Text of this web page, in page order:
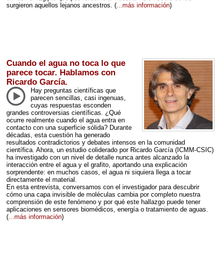
surgieron aquellos lejanos ancestros. (...más información)
Cuando el agua no toca lo que
parece tocar. Hablamos con
Ricardo García.
Hay preguntas científicas que
parecen sencillas, casi ingenuas,
cuyas respuestas esconden
grandes controversias científicas. ¿Qué
ocurre realmente cuando el agua entra en
contacto con una superficie sólida? Durante
décadas, esta cuestión ha generado
resultados contradictorios y debates intensos en la comunidad
científica. Ahora, un estudio coliderado por Ricardo García (ICMM-CSIC)
ha investigado con un nivel de detalle nunca antes alcanzado la
interacción entre el agua y el grafito, aportando una explicación
sorprendente: en muchos casos, el agua ni siquiera llega a tocar
directamente el material.
En esta entrevista, conversamos con el investigador para descubrir
cómo una capa invisible de moléculas cambia por completo nuestra
comprensión de este fenómeno y por qué este hallazgo puede tener
aplicaciones en sensores biomédicos, energía o tratamiento de aguas.
(...más información)